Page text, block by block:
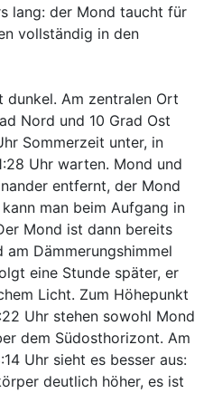
lang: der Mond taucht für
vollständig in den
dunkel. Am zentralen Ort
Nord und 10 Grad Ost
Sommerzeit unter, in
Uhr warten. Mond und
entfernt, der Mond
man beim Aufgang in
Mond ist dann bereits
Dämmerungshimmel
eine Stunde später, er
Licht. Zum Höhepunkt
Uhr stehen sowohl Mond
dem Südosthorizont. Am
Uhr sieht es besser aus:
deutlich höher, es ist